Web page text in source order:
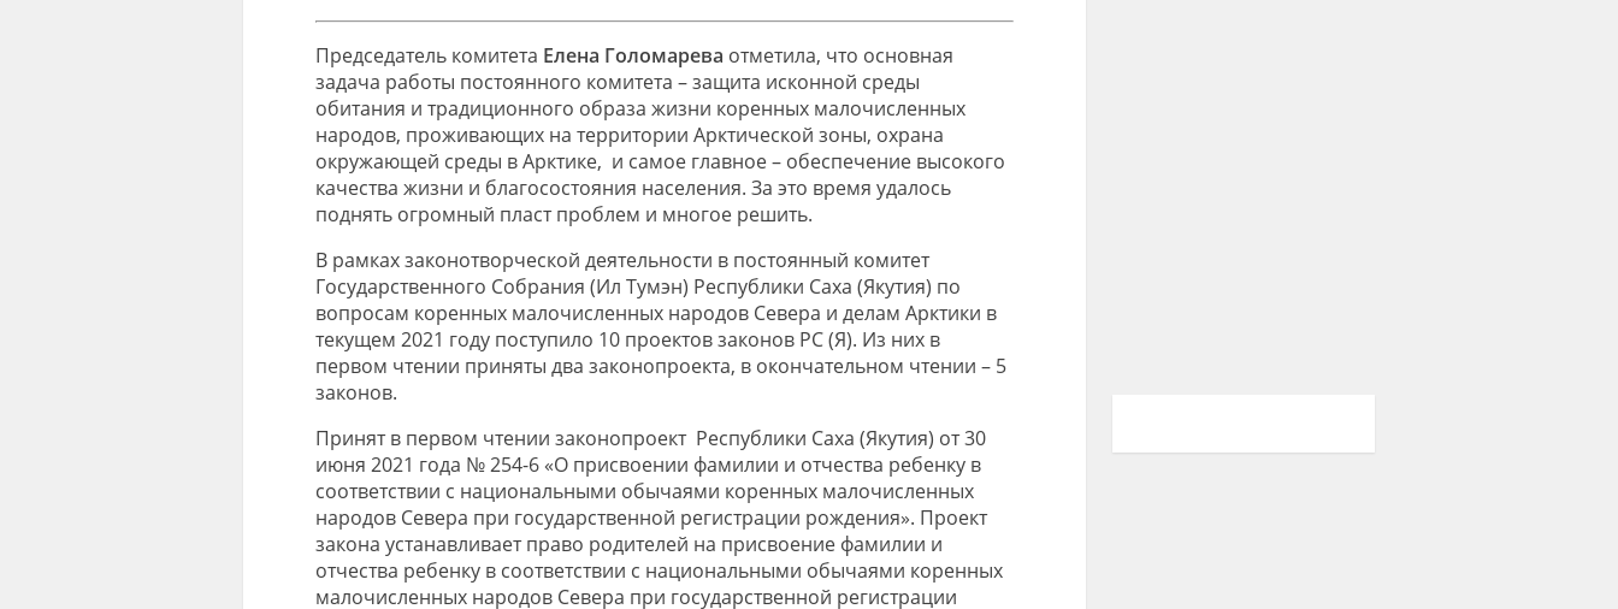
Председатель комитета Елена Голомарева отметила, что основная
задача работы постоянного комитета – защита исконной среды
обитания и традиционного образа жизни коренных малочисленных
народов, проживающих на территории Арктической зоны, охрана
окружающей среды в Арктике, и самое главное – обеспечение высокого
качества жизни и благосостояния населения. За это время удалось
поднять огромный пласт проблем и многое решить.
В рамках законотворческой деятельности в постоянный комитет
Государственного Собрания (Ил Тумэн) Республики Саха (Якутия) по
вопросам коренных малочисленных народов Севера и делам Арктики в
текущем 2021 году поступило 10 проектов законов РС (Я). Из них в
первом чтении приняты два законопроекта, в окончательном чтении – 5
законов.
Принят в первом чтении законопроект Республики Саха (Якутия) от 30
июня 2021 года № 254-6 «О присвоении фамилии и отчества ребенку в
соответствии с национальными обычаями коренных малочисленных
народов Севера при государственной регистрации рождения». Проект
закона устанавливает право родителей на присвоение фамилии и
отчества ребенку в соответствии с национальными обычаями коренных
малочисленных народов Севера при государственной регистрации